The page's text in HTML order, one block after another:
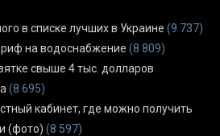
в списке лучших в Украине (9 737)
на водоснабжение (8 809)
свыше 4 тыс. долларов
(8 695)
кабинет, где можно получить
(фото) (8 597)